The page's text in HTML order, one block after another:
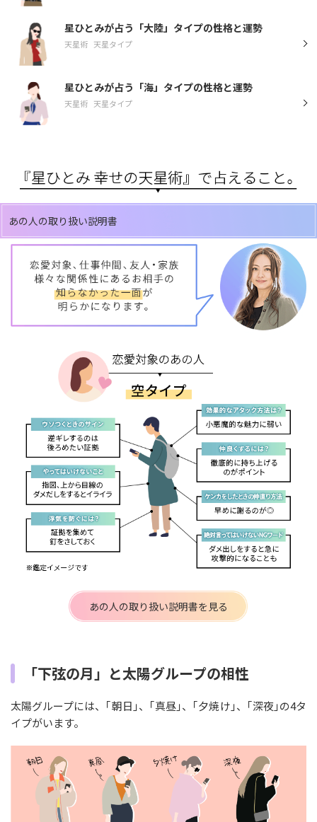
星ひとみが占う「大陸」タイプの性格と運勢
天星術 天星タイプ
星ひとみが占う「海」タイプの性格と運勢
天星術 天星タイプ
あの人の取り扱い説明書
あの人の取り扱い説明書を見る
「下弦の月」と太陽グループの相性
太陽グループには、｢朝日｣、｢真昼｣、｢夕焼け｣、｢深夜｣の4タ
イプがいます。